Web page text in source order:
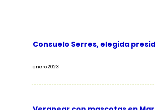
Consuelo Serres, elegida
enero 2023